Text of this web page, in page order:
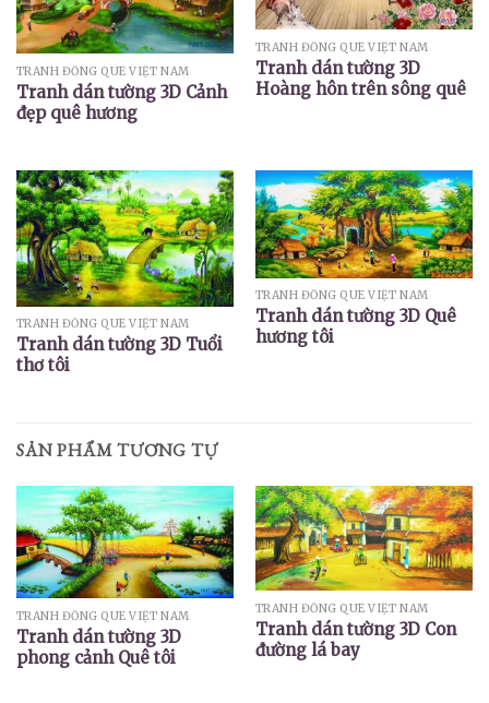
TRANH ĐỒNG QUÊ VIỆT NAM
Tranh dán tường 3D Cảnh
đẹp quê hương
TRANH ĐỒNG QUÊ VIỆT NAM
Tranh dán tường 3D
Hoàng hôn trên sông quê
TRANH ĐỒNG QUÊ VIỆT NAM
Tranh dán tường 3D Tuổi
thơ tôi
TRANH ĐỒNG QUÊ VIỆT NAM
Tranh dán tường 3D Quê
hương tôi
SẢN PHẨM TƯƠNG TỰ
TRANH ĐỒNG QUÊ VIỆT NAM
Tranh dán tường 3D
phong cảnh Quê tôi
TRANH ĐỒNG QUÊ VIỆT NAM
Tranh dán tường 3D Con
đường lá bay